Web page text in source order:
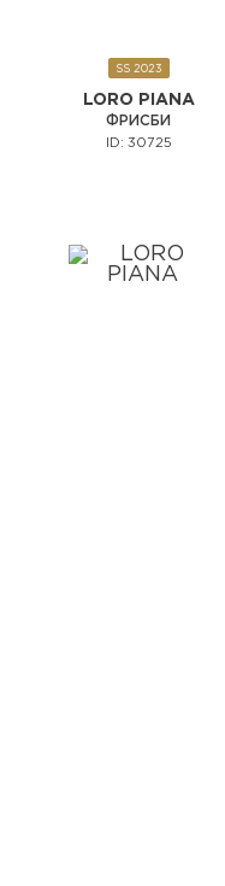
SS 2023
LORO PIANA
ФРИСБИ
ID: 30725